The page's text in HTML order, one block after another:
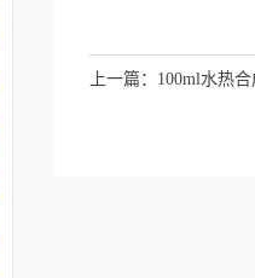
上一篇： 100ml水热